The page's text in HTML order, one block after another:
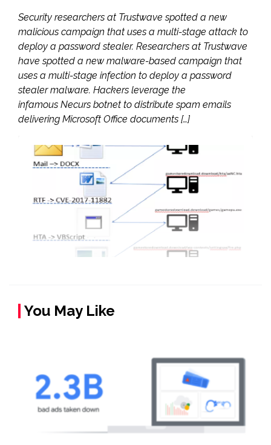
Security researchers at Trustwave spotted a new
malicious campaign that uses a multi-stage attack to
deploy a password stealer. Researchers at Trustwave
have spotted a new malware-based campaign that
uses a multi-stage infection to deploy a password
stealer malware. Hackers leverage the
infamous Necurs botnet to distribute spam emails
delivering Microsoft Office documents […]
You May Like